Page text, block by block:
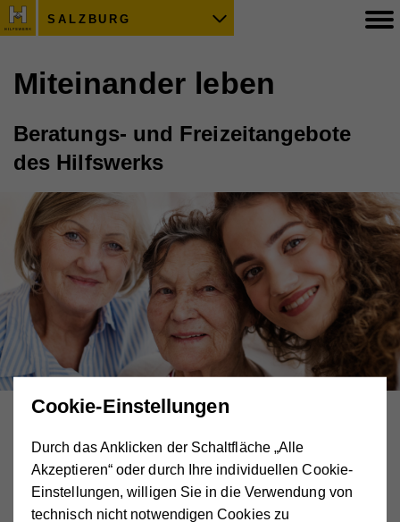
SALZBURG
Miteinander leben
Beratungs- und Freizeitangebote
des Hilfswerks
Hilfswerk ein umfangreiches Dienstleistungs- und
Beratungsangebot in den Bereichen Pflege, Familie,
Pädagogik und Soziales an.
Cookie-Einstellungen
Durch das Anklicken der Schaltfläche „Alle
Akzeptieren“ oder durch Ihre individuellen Cookie-
Einstellungen, willigen Sie in die Verwendung von
technisch nicht notwendigen Cookies zu